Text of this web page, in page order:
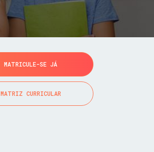
MATRICULE-SE JÁ
MATRIZ CURRICULAR